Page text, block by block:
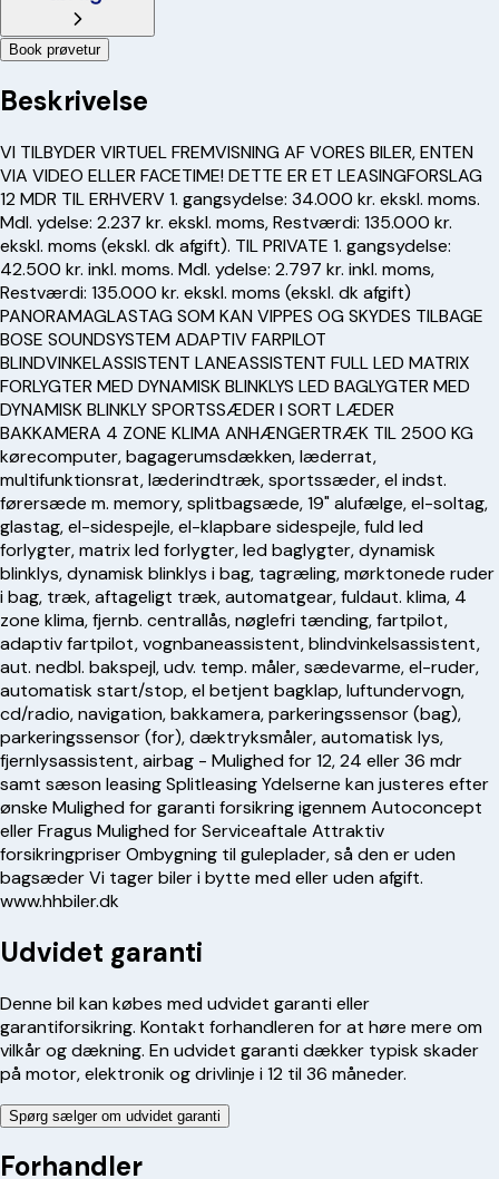
Book prøvetur
Beskrivelse
VI TILBYDER VIRTUEL FREMVISNING AF VORES BILER, ENTEN
VIA VIDEO ELLER FACETIME! DETTE ER ET LEASINGFORSLAG
12 MDR TIL ERHVERV 1. gangsydelse: 34.000 kr. ekskl. moms.
Mdl. ydelse: 2.237 kr. ekskl. moms, Restværdi: 135.000 kr.
ekskl. moms (ekskl. dk afgift). TIL PRIVATE 1. gangsydelse:
42.500 kr. inkl. moms. Mdl. ydelse: 2.797 kr. inkl. moms,
Restværdi: 135.000 kr. ekskl. moms (ekskl. dk afgift)
PANORAMAGLASTAG SOM KAN VIPPES OG SKYDES TILBAGE
BOSE SOUNDSYSTEM ADAPTIV FARPILOT
BLINDVINKELASSISTENT LANEASSISTENT FULL LED MATRIX
FORLYGTER MED DYNAMISK BLINKLYS LED BAGLYGTER MED
DYNAMISK BLINKLY SPORTSSÆDER I SORT LÆDER
BAKKAMERA 4 ZONE KLIMA ANHÆNGERTRÆK TIL 2500 KG
kørecomputer, bagagerumsdækken, læderrat,
multifunktionsrat, læderindtræk, sportssæder, el indst.
førersæde m. memory, splitbagsæde, 19" alufælge, el-soltag,
glastag, el-sidespejle, el-klapbare sidespejle, fuld led
forlygter, matrix led forlygter, led baglygter, dynamisk
blinklys, dynamisk blinklys i bag, tagræling, mørktonede ruder
i bag, træk, aftageligt træk, automatgear, fuldaut. klima, 4
zone klima, fjernb. centrallås, nøglefri tænding, fartpilot,
adaptiv fartpilot, vognbaneassistent, blindvinkelsassistent,
aut. nedbl. bakspejl, udv. temp. måler, sædevarme, el-ruder,
automatisk start/stop, el betjent bagklap, luftundervogn,
cd/radio, navigation, bakkamera, parkeringssensor (bag),
parkeringssensor (for), dæktryksmåler, automatisk lys,
fjernlysassistent, airbag - Mulighed for 12, 24 eller 36 mdr
samt sæson leasing Splitleasing Ydelserne kan justeres efter
ønske Mulighed for garanti forsikring igennem Autoconcept
eller Fragus Mulighed for Serviceaftale Attraktiv
forsikringpriser Ombygning til guleplader, så den er uden
bagsæder Vi tager biler i bytte med eller uden afgift.
www.hhbiler.dk
Udvidet garanti
Denne bil kan købes med udvidet garanti eller
garantiforsikring. Kontakt forhandleren for at høre mere om
vilkår og dækning. En udvidet garanti dækker typisk skader
på motor, elektronik og drivlinje i 12 til 36 måneder.
Spørg sælger om udvidet garanti
Forhandler